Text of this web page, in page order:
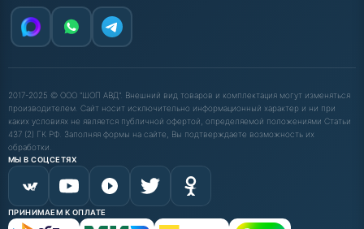
2017-2025 © ООО "ШОП АВД". Внешний вид товаров и комплектация могут изменяться
производителем. Сайт носит исключительно информационный характер и ни при
каких условиях не является публичной офертой, определяемой положениями Статьи
437 (2) ГК РФ. Заполняя формы на сайте, Вы подтверждаете возможность их
обработки.
МЫ В СОЦСЕТЯХ
ПРИНИМАЕМ К ОПЛАТЕ